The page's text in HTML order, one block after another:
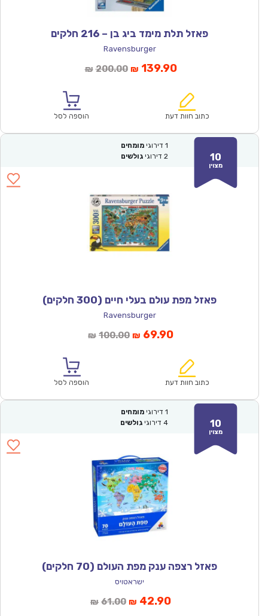
פאזל תלת מימד ביג בן – 216 חלקים
Ravensburger
₪ 200.00המחיר
₪200.00.
₪ 139.90המחיר
הוא:
כתוב חוות דעת הוספה לסל
10
מצוין
1 דירוגי מומחים
2 דירוגי גולשים
פאזל מפת עולם בעלי חיים (300 חלקים)
Ravensburger
₪ 100.00המחיר
₪100.00.
₪ 69.90המחיר
הוא:
כתוב חוות דעת הוספה לסל
10
מצוין
1 דירוגי מומחים
4 דירוגי גולשים
פאזל רצפה ענק מפת העולם (70 חלקים)
ישראטויס
₪ 61.00המחיר
₪ 42.90המחיר